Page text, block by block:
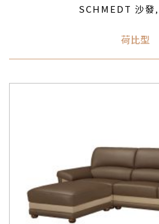
SCHMEDT 沙發,
荷比型